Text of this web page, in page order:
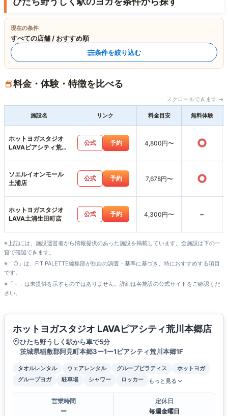
現在の条件
すべての店舗 / おすすめ順
条件を絞り込む
料金・体験・特徴を比べる
スクロールできます →
施設名 リンク 料金目安 無料体験
ホットヨガスタジオ
LAVAピアシティ荒川
公式 予約 4,800円〜 ○
ソエルイオンモール
土浦店
公式 予約 7,678円〜 ○
ホットヨガスタジオ
LAVA土浦生田町店
公式 予約 4,300円〜 -
※上記には、施設運営者から情報提供のあった施設を掲載しています。全施設は下の一
覧で確認できます。
※「○」は、FIT PALETTE編集部が独自の調査・基準に基づき、特におすすめする項目
です。
※「－」は未提供を示すものではありません。詳細は各施設の公式サイトをご確認くだ
さい。
ホットヨガスタジオ LAVAピアシティ荒川本郷店
ひたち野うしく駅から車で5分
茨城県稲敷郡阿見町本郷3ー1ー1ピアシティ荒川本郷1F
タオルレンタル ウェアレンタル グループピラティス
ホットヨガ
グループヨガ
駐車場 シャワー ロッカー もっと見る
営業時間
ー
定休日
毎週金曜日